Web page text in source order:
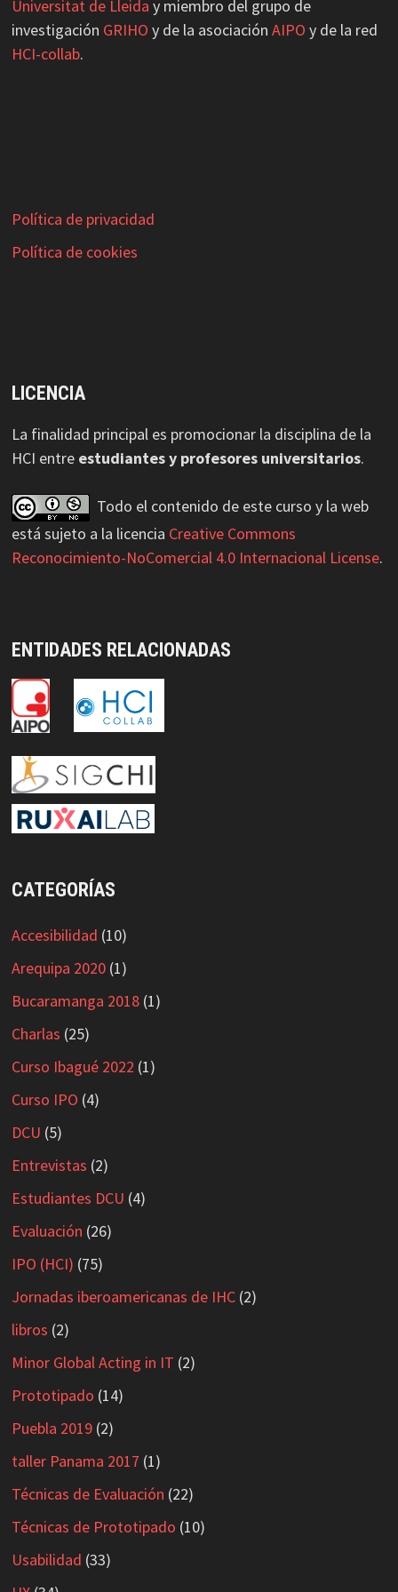
Universitat de Lleida y miembro del grupo de
investigación GRIHO y de la asociación AIPO y de la red
HCI-collab.
Política de privacidad
Política de cookies
LICENCIA
La finalidad principal es promocionar la disciplina de la
HCI entre estudiantes y profesores universitarios.
Todo el contenido de este curso y la web
está sujeto a la licencia Creative Commons
Reconocimiento-NoComercial 4.0 Internacional License.
ENTIDADES RELACIONADAS
CATEGORÍAS
Accesibilidad (10)
Arequipa 2020(1)
Bucaramanga 2018(1)
Charlas (25)
Curso Ibagué 2022 (1)
Curso IPO (4)
DCU (5)
Entrevistas (2)
Estudiantes DCU (4)
Evaluación (26)
IPO (HCI) (75)
Jornadas iberoamericanas de IHC(2)
libros (2)
Minor Global Acting in IT (2)
Prototipado (14)
Puebla 2019(2)
taller Panama 2017 (1)
Técnicas de Evaluación (22)
Técnicas de Prototipado (10)
Usabilidad (33)